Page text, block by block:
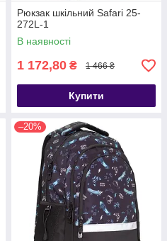
Рюкзак шкільний Safari 25-
272L-1
В наявності
1 172,80 ₴ 1 466 ₴
Купити
–20%